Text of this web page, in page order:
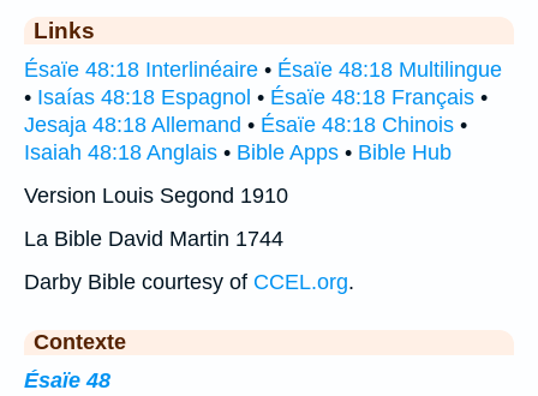
Links
Ésaïe 48:18 Interlinéaire • Ésaïe 48:18 Multilingue
• Isaías 48:18 Espagnol • Ésaïe 48:18 Français •
Jesaja 48:18 Allemand • Ésaïe 48:18 Chinois •
Isaiah 48:18 Anglais • Bible Apps • Bible Hub
Version Louis Segond 1910
La Bible David Martin 1744
Darby Bible courtesy of CCEL.org.
Contexte
Ésaïe 48